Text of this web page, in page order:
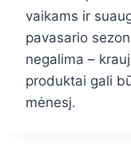
vaikams ir
pavasario
negalima –
produktai gali
mėnesį.